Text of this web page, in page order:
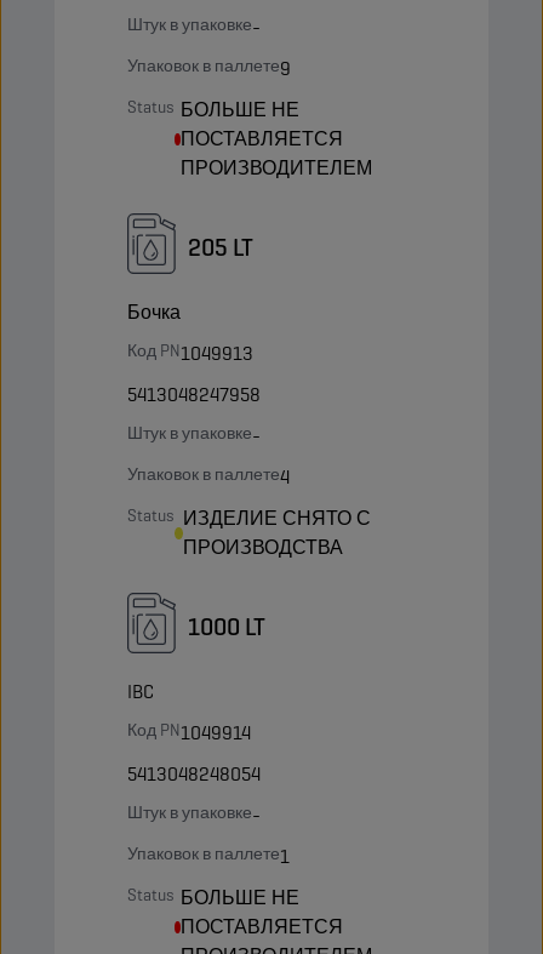
Штук в упаковке-
Упаковок в паллете9
Status БОЛЬШЕ НЕ
ПОСТАВЛЯЕТСЯ
ПРОИЗВОДИТЕЛЕМ
205 LT
Бочка
Код PN1049913
5413048247958
Штук в упаковке-
Упаковок в паллете4
Status ИЗДЕЛИЕ СНЯТО С
ПРОИЗВОДСТВА
1000 LT
IBC
Код PN1049914
5413048248054
Штук в упаковке-
Упаковок в паллете1
Status БОЛЬШЕ НЕ
ПОСТАВЛЯЕТСЯ